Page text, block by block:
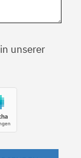
unserer